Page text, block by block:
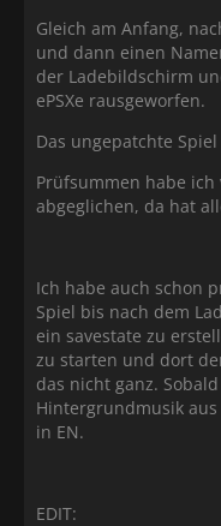
Gleich am Anfang,
und dann einen
der Ladebildschirm
ePSXe rausgeworfen.
Das ungepatchte
Prüfsummen habe
abgeglichen, da hat
Ich habe auch schon
Spiel bis nach dem
ein savestate zu
zu starten und dort
das nicht ganz.
Hintergrundmusik
in EN.
EDIT: